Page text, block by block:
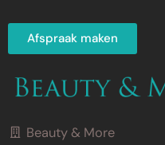
Afspraak maken
Beauty & More